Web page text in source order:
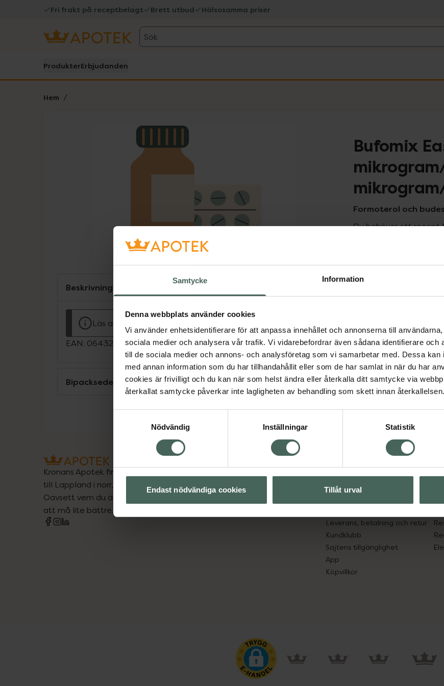
Samtycke Information
Denna webbplats använder cookies
Vi använder enhetsidentifierare för att anpassa innehållet och annonserna till
sociala medier och analysera vår trafik. Vi vidarebefordrar även sådana identifierare och
till de sociala medier och annons- och analysföretag som vi samarbetar med. Dessa
med annan information som du har tillhandahållit eller som de har samlat in när du har
cookies är frivilligt och du kan när som helst ändra eller återkalla ditt samtycke via
återkallat samtycke påverkar inte lagligheten av behandling som skett innan återkallelsen.
Nödvändig
Inställningar Statistik
Endast nödvändiga cookies Tillåt urval
Fri frakt på receptbelagt Brett utbud Hälsosamma priser
Sök
ProdukterErbjudanden
Hem
Lista: . Innehåller 1 objekt.
Bufomix
Formoterol och
Du behöver ett recept
recept kan du handla
Beskrivning
Läs alltid bipacksedeln innan användning.
EAN: 06432100045171
Bipacksedel från FASS Visa
Kronans Apotek finns här för dig. Du hittar oss från Skåne i syd
till Lappland i norr, och online i mobilen och på datorn.
Oavsett vem du är så är det vårt uppdrag att hjälpa just dig
att må lite bättre. Välkommen att prata med oss.
Vanliga frågor
Leverans, betalning och retur
Kundklubb
Sajtens tillgänglighet
App
Köpvillkor